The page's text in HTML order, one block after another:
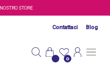
STORE
Contattaci Blog
0